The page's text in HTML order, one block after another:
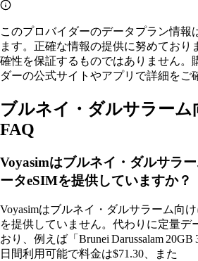
このプロバイダーのデータプラン情報
ます。正確な情報の提供に努めており
確性を保証するものではありません。
ダーの公式サイトやアプリで詳細をご
ブルネイ・ダルサラーム
FAQ
Voyasimはブルネイ・ダルサラ
ータeSIMを提供していますか？
Voyasimはブルネイ・ダルサラーム向
を提供していません。代わりに定量デ
おり、例えば「Brunei Darussalam
日間利用可能で料金は$71.30、また